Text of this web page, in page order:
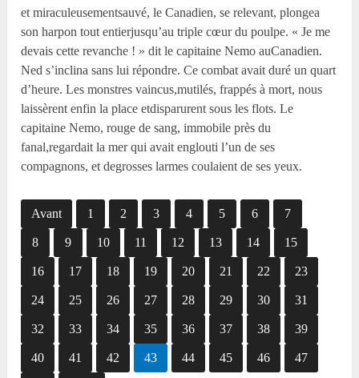
Avant 1 2 3 4 5 6 7
8 9 10 11 12 13 14 15
16 17 18 19 20 21 22 23
24 25 26 27 28 29 30 31
32 33 34 35 36 37 38 39
40 41 42 43 44 45 46 47